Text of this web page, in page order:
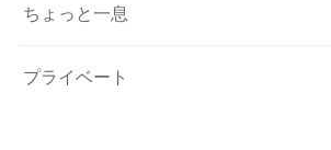
ちょっと一息
プライベート